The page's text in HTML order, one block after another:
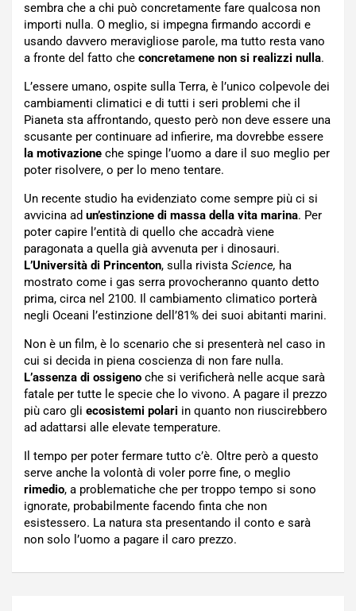
sembra che a chi può concretamente fare qualcosa non
importi nulla. O meglio, si impegna firmando accordi e
usando davvero meravigliose parole, ma tutto resta vano
a fronte del fatto che concretamene non si realizzi nulla.
L’essere umano, ospite sulla Terra, è l’unico colpevole dei
cambiamenti climatici e di tutti i seri problemi che il
Pianeta sta affrontando, questo però non deve essere una
scusante per continuare ad infierire, ma dovrebbe essere
la motivazione che spinge l’uomo a dare il suo meglio per
poter risolvere, o per lo meno tentare.
Un recente studio ha evidenziato come sempre più ci si
avvicina ad un’estinzione di massa della vita marina. Per
poter capire l’entità di quello che accadrà viene
paragonata a quella già avvenuta per i dinosauri.
L’Università di Princenton, sulla rivista Science, ha
mostrato come i gas serra provocheranno quanto detto
prima, circa nel 2100. Il cambiamento climatico porterà
negli Oceani l’estinzione dell’81% dei suoi abitanti marini.
Non è un film, è lo scenario che si presenterà nel caso in
cui si decida in piena coscienza di non fare nulla.
L’assenza di ossigeno che si verificherà nelle acque sarà
fatale per tutte le specie che lo vivono. A pagare il prezzo
più caro gli ecosistemi polari in quanto non riuscirebbero
ad adattarsi alle elevate temperature.
Il tempo per poter fermare tutto c’è. Oltre però a questo
serve anche la volontà di voler porre fine, o meglio
rimedio, a problematiche che per troppo tempo si sono
ignorate, probabilmente facendo finta che non
esistessero. La natura sta presentando il conto e sarà
non solo l’uomo a pagare il caro prezzo.